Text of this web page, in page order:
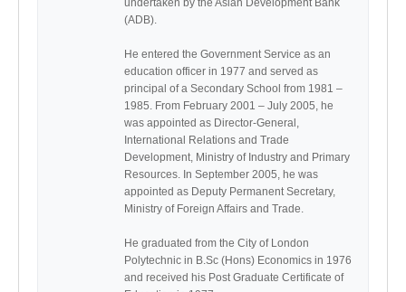
undertaken by the Asian Development Bank
(ADB).
He entered the Government Service as an
education officer in 1977 and served as
principal of a Secondary School from 1981 –
1985. From February 2001 – July 2005, he
was appointed as Director-General,
International Relations and Trade
Development, Ministry of Industry and Primary
Resources. In September 2005, he was
appointed as Deputy Permanent Secretary,
Ministry of Foreign Affairs and Trade.
He graduated from the City of London
Polytechnic in B.Sc (Hons) Economics in 1976
and received his Post Graduate Certificate of